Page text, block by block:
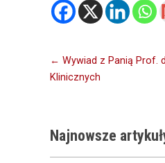
Nawigacja
wpisu
← Wywiad z Panią Prof.
Klinicznych
Najnowsze